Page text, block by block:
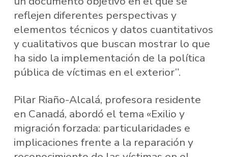
reflejen diferentes perspectivas y
elementos técnicos y datos cuantitativos
y cualitativos que buscan mostrar lo que
ha sido la implementación de la política
pública de víctimas en el exterior”.
Pilar Riaño-Alcalá, profesora residente
en Canadá, abordó el tema «Exilio y
migración forzada: particularidades e
implicaciones frente a la reparación y